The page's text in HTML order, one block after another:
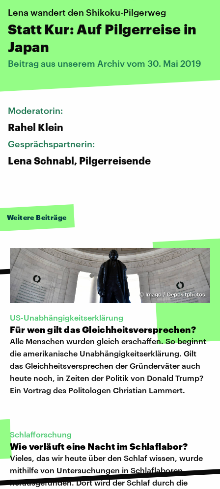
Lena wandert den Shikoku-Pilgerweg
Statt Kur: Auf Pilgerreise in
Japan
Beitrag aus unserem Archiv vom 30. Mai 2019
Moderatorin:
Rahel Klein
Gesprächspartnerin:
Lena Schnabl, Pilgerreisende
Weitere Beiträge
© Imago / Depositphotos
US-Unabhängigkeitserklärung
Für wen gilt das Gleichheitsversprechen?
Alle Menschen wurden gleich erschaffen. So beginnt
die amerikanische Unabhängigkeitserklärung. Gilt
das Gleichheitsversprechen der Gründerväter auch
heute noch, in Zeiten der Politik von Donald Trump?
Ein Vortrag des Politologen Christian Lammert.
Schlafforschung
Wie verläuft eine Nacht im Schlaflabor?
Vieles, das wir heute über den Schlaf wissen, wurde
mithilfe von Untersuchungen in Schlaflaboren
herausgefunden. Dort wird der Schlaf durch die